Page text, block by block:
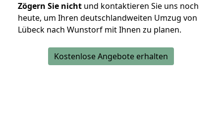
Zögern Sie nicht und kontaktieren Sie uns noch
heute, um Ihren deutschlandweiten Umzug von
Lübeck nach Wunstorf mit Ihnen zu planen.
Kostenlose Angebote erhalten